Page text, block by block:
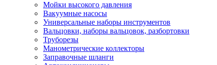
Мойки высокого давления
Вакуумные насосы
Универсальные наборы инструментов
Вальцовки, наборы вальцовок, разбортовки
Труборезы
Манометрические коллекторы
Заправочные шланги